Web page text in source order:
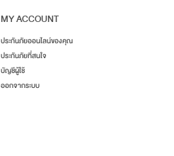
MY ACCOUNT
ประกันภัยออนไลน์ของคุณ
ประกันภัยที่สนใจ
บัญชีผู้ใช้
ออกจากระบบ